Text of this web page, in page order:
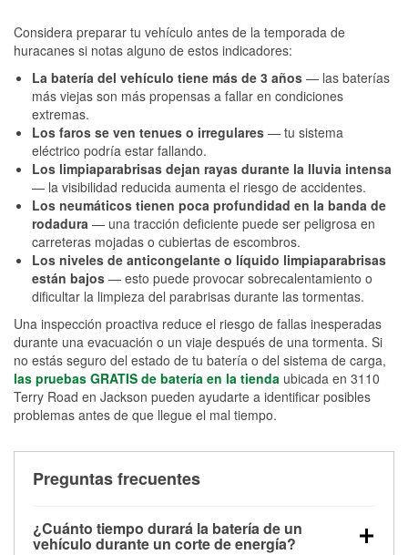
Considera preparar tu vehículo antes de la temporada de
huracanes si notas alguno de estos indicadores:
La batería del vehículo tiene más de 3 años — las baterías
más viejas son más propensas a fallar en condiciones
extremas.
Los faros se ven tenues o irregulares — tu sistema
eléctrico podría estar fallando.
Los limpiaparabrisas dejan rayas durante la lluvia intensa
— la visibilidad reducida aumenta el riesgo de accidentes.
Los neumáticos tienen poca profundidad en la banda de
rodadura — una tracción deficiente puede ser peligrosa en
carreteras mojadas o cubiertas de escombros.
Los niveles de anticongelante o líquido limpiaparabrisas
están bajos — esto puede provocar sobrecalentamiento o
dificultar la limpieza del parabrisas durante las tormentas.
Una inspección proactiva reduce el riesgo de fallas inesperadas
durante una evacuación o un viaje después de una tormenta. Si
no estás seguro del estado de tu batería o del sistema de carga,
las pruebas GRATIS de batería en la tienda ubicada en 3110
Terry Road en Jackson pueden ayudarte a identificar posibles
problemas antes de que llegue el mal tiempo.
Preguntas frecuentes
¿Cuánto tiempo durará la batería de un
vehículo durante un corte de energía?